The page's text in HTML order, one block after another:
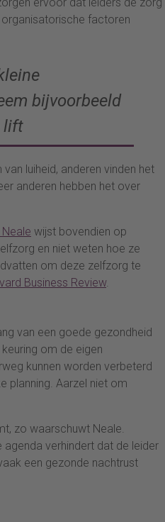
ervoor dat leiders de zorg
factoren
bijvoorbeeld
lift
luiheid, anderen vinden het
anderen hebben het over
Neale wijst bovendien op
en niet weten hoe ze
om deze zelfzorg te
Business Review.
van een goede gezondheid
om de eigen
kunnen worden verbeterd
planning. Aarzel niet om
zo waarschuwt Neale.
verhindert dat de leider
een gezonde nachtrust